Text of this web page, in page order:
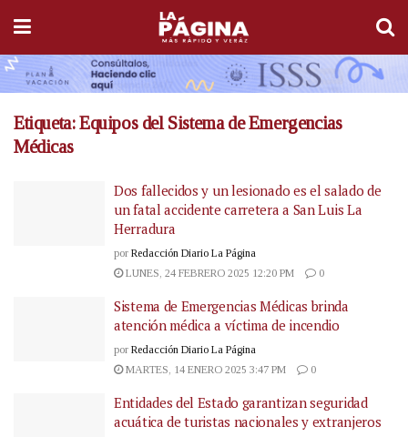
Etiqueta:Equipos del Sistema de Emergencias
Médicas
Dos fallecidos y un lesionado es el salado de
un fatal accidente carretera a San Luis La
Herradura
por Redacción Diario La Página
LUNES, 24 FEBRERO 2025 12:20 PM
0
Sistema de Emergencias Médicas brinda
atención médica a víctima de incendio
por Redacción Diario La Página
MARTES, 14 ENERO 2025 3:47 PM
0
Entidades del Estado garantizan seguridad
acuática de turistas nacionales y extranjeros